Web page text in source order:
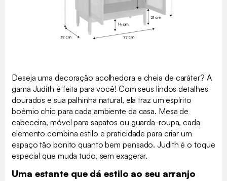
Deseja uma decoração acolhedora e cheia de caráter? A
gama Judith é feita para você! Com seus lindos detalhes
dourados e sua palhinha natural, ela traz um espírito
boêmio chic para cada ambiente da casa. Mesa de
cabeceira, móvel para sapatos ou guarda-roupa, cada
elemento combina estilo e praticidade para criar um
espaço tão bonito quanto bem pensado. Judith é o toque
especial que muda tudo, sem exagerar.
Uma estante que dá estilo ao seu arranjo